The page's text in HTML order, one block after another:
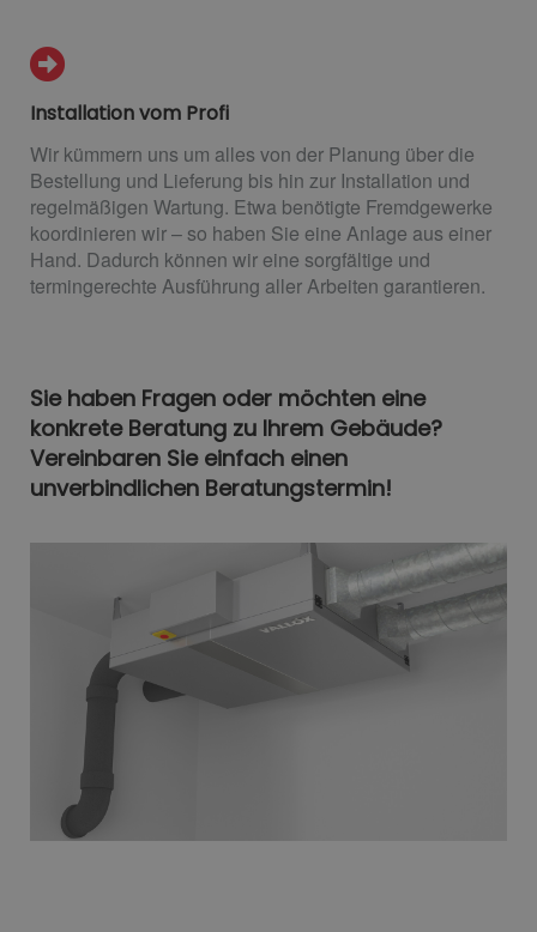
Installation vom Profi
Wir kümmern uns um alles von der Planung über die
Bestellung und Lieferung bis hin zur Installation und
regelmäßigen Wartung. Etwa benötigte Fremdgewerke
koordinieren wir – so haben Sie eine Anlage aus einer
Hand. Dadurch können wir eine sorgfältige und
termingerechte Ausführung aller Arbeiten garantieren.
Sie haben Fragen oder möchten eine
konkrete Beratung zu Ihrem Gebäude?
Vereinbaren Sie einfach einen
unverbindlichen Beratungstermin!